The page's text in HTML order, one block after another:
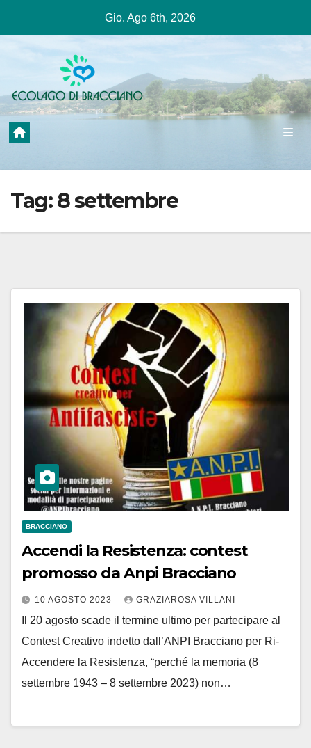
contenuto
Gio. Ago 6th, 2026
Tag:8 settembre
BRACCIANO
Accendi la Resistenza: contest
promosso da Anpi Bracciano
10 AGOSTO 2023 GRAZIAROSA VILLANI
Il 20 agosto scade il termine ultimo per partecipare al
Contest Creativo indetto dall’ANPI Bracciano per Ri-
Accendere la Resistenza, “perché la memoria (8
settembre 1943 – 8 settembre 2023) non…